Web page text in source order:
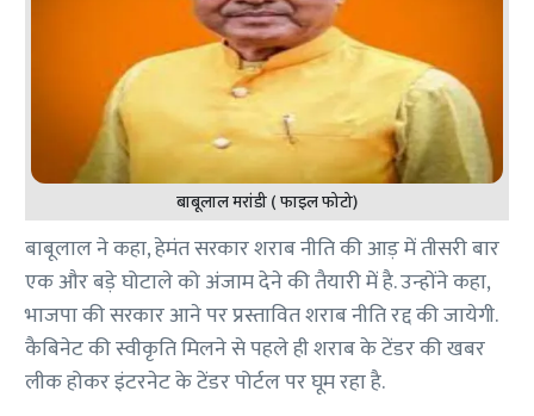
बाबूलाल मरांडी ( फाइल फोटो)
बाबूलाल ने कहा, हेमंत सरकार शराब नीति की आड़ में तीसरी बार
एक और बड़े घोटाले को अंजाम देने की तैयारी में है. उन्होंने कहा,
भाजपा की सरकार आने पर प्रस्तावित शराब नीति रद्द की जायेगी.
कैबिनेट की स्वीकृति मिलने से पहले ही शराब के टेंडर की खबर
लीक होकर इंटरनेट के टेंडर पोर्टल पर घूम रहा है.